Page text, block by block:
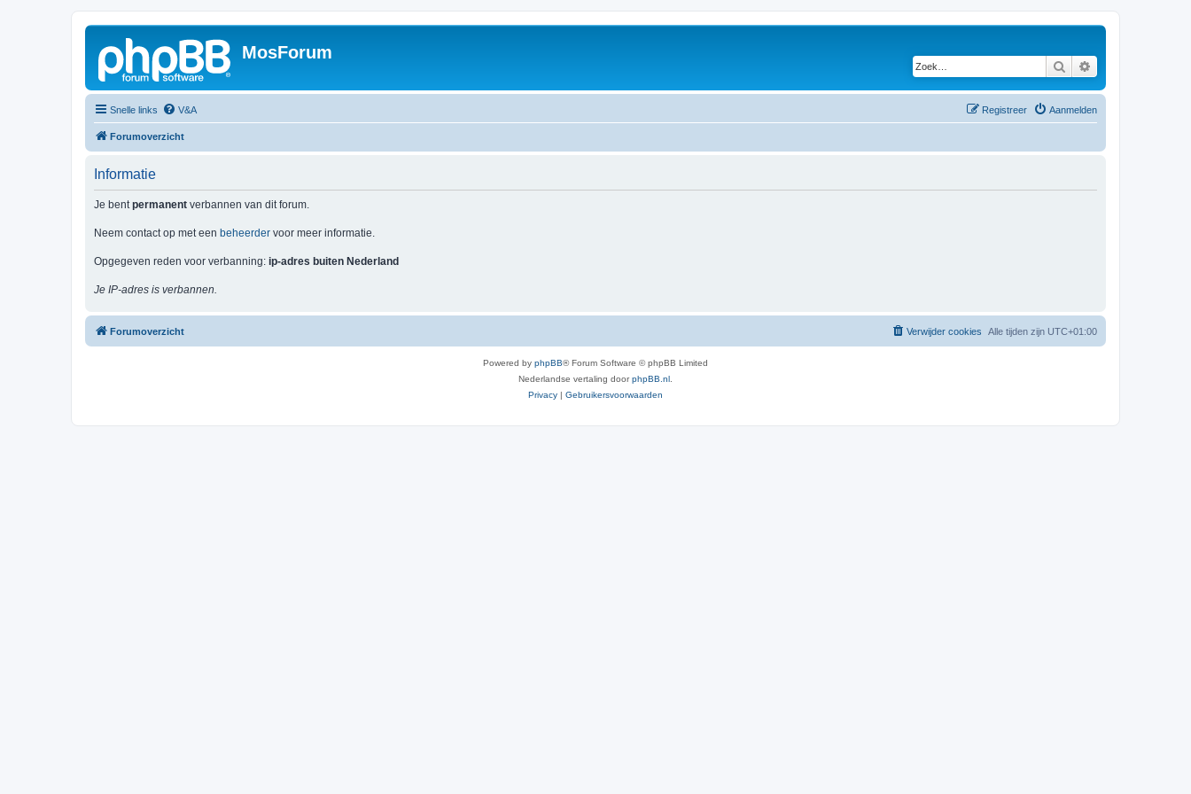
MosForum
Zoek
Snelle links V&A Aanmelden
Registreer
Forumoverzicht
Informatie
Je bentpermanent verbannen van dit forum.
Neem contact op met een beheerder voor meer informatie.
Opgegeven reden voor verbanning: ip-adres buiten Nederland
Je IP-adres is verbannen.
Forumoverzicht Alle tijden zijn UTC+01:00
Verwijder cookies
Powered by phpBB® Forum Software © phpBB Limited
Nederlandse vertaling doorphpBB.nl
Privacy | Gebruikersvoorwaarden